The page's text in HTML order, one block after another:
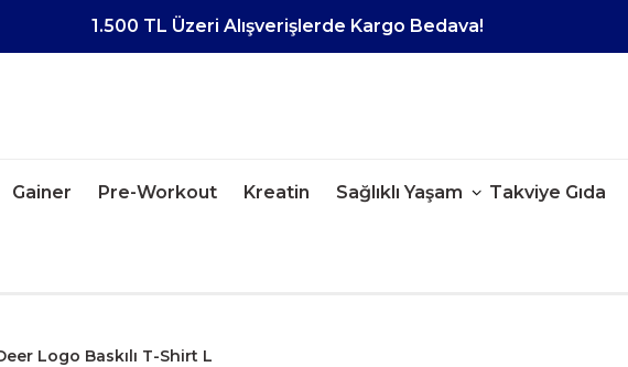
1.500 TL Üzeri Alışverişlerde Kargo Bedava!
Gainer Pre-Workout Kreatin Sağlıklı Yaşam Takviye Gıda
Logo Baskılı T-Shirt L